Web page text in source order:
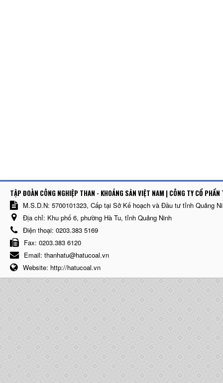
TẬP ĐOÀN CÔNG NGHIỆP THAN - KHOÁNG SẢN VIỆT NAM | CÔNG TY CỔ
M.S.D.N: 5700101323, Cấp tại Sở Kế hoạch và Đầu tư tỉnh Quảng
Địa chỉ: Khu phố 6, phường Hà Tu, tỉnh Quảng Ninh
Điện thoại: 0203.383 5169
Fax: 0203.383 6120
Email: thanhatu@hatucoal.vn
Website: http://hatucoal.vn